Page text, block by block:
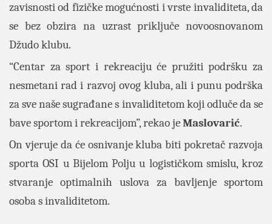
zavisnosti od fizičke mogućnosti i vrste invaliditeta, da
se bez obzira na uzrast priključe novoosnovanom
Džudo klubu.
“Centar za sport i rekreaciju će pružiti podršku za
nesmetani rad i razvoj ovog kluba, ali i punu podrška
za sve naše sugrađane s invaliditetom koji odluče da se
bave sportom i rekreacijom”, rekao jeMaslovarić.
On vjeruje da će osnivanje kluba biti pokretač razvoja
sporta OSI u Bijelom Polju u logističkom smislu, kroz
stvaranje optimalnih uslova za bavljenje sportom
osoba s invaliditetom.